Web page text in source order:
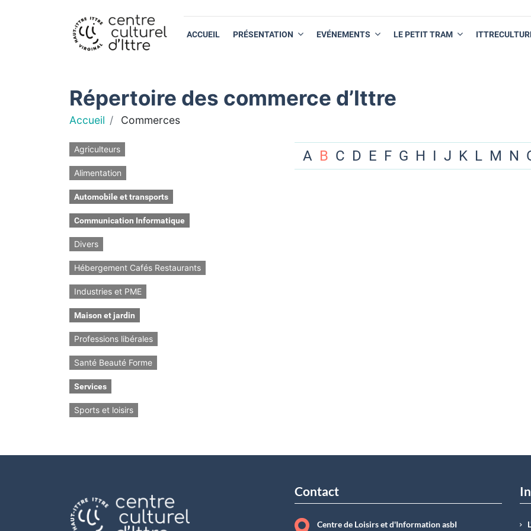
ACCUEIL PRÉSENTATION EVÉNEMENTS LE PETIT TRAM
Répertoire des commerce d’Ittre
Accueil Commerces
Agriculteurs
Alimentation
Automobile et transports
Communication Informatique
Divers
Hébergement Cafés Restaurants
Industries et PME
Maison et jardin
Professions libérales
Santé Beauté Forme
Services
Sports et loisirs
A B C D E F G H I J K L M N
Contact
Centre de Loisirs et d'Information asbI